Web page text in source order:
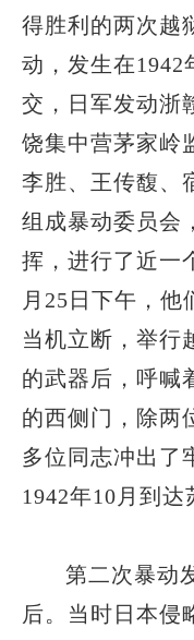
得胜利的两次越
动，发生在1942
交，日军发动浙
饶集中营茅家岭
李胜、王传馥、
组成暴动委员会
挥，进行了近一
月25日下午，他
当机立断，举行
的武器后，呼喊
的西侧门，除两
多位同志冲出了
1942年10月到达
第二次暴动
后。当时日本侵